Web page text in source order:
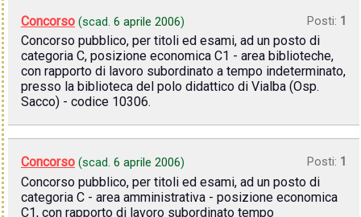
Concorso (scad. 6 aprile 2006) Posti: 1
Concorso pubblico, per titoli ed esami, ad un posto di
categoria C, posizione economica C1 - area biblioteche,
con rapporto di lavoro subordinato a tempo indeterminato,
presso la biblioteca del polo didattico di Vialba (Osp.
Sacco) - codice 10306.
Concorso (scad. 6 aprile 2006) Posti: 1
Concorso pubblico, per titoli ed esami, ad un posto di
categoria C - area amministrativa - posizione economica
C1, con rapporto di lavoro subordinato tempo